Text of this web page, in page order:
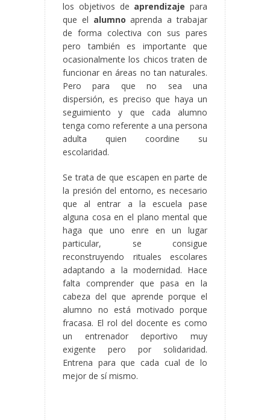
los objetivos de aprendizaje para
que el alumno aprenda a trabajar
de forma colectiva con sus pares
pero también es importante que
ocasionalmente los chicos traten de
funcionar en áreas no tan naturales.
Pero para que no sea una
dispersión, es preciso que haya un
seguimiento y que cada alumno
tenga como referente a una persona
adulta quien coordine su
escolaridad.
Se trata de que escapen en parte de
la presión del entorno, es necesario
que al entrar a la escuela pase
alguna cosa en el plano mental que
haga que uno enre en un lugar
particular, se consigue
reconstruyendo rituales escolares
adaptando a la modernidad. Hace
falta comprender que pasa en la
cabeza del que aprende porque el
alumno no está motivado porque
fracasa. El rol del docente es como
un entrenador deportivo muy
exigente pero por solidaridad.
Entrena para que cada cual de lo
mejor de sí mismo.